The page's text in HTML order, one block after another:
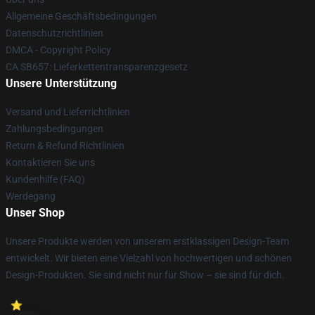
Allgemeine Geschäftsbedingungen
Datenschutzrichtlinien
DMCA - Copyright Policy
CA SB657: Lieferkettentransparenzgesetz
Unsere Unterstützung
Versand und Lieferrichtlinien
Zahlungsbedingungen
Return & Refund Richtlinien
Kontaktieren Sie uns
Kundenhilfe (FAQ)
Werdegang
Unser Shop
Unsere Produkte werden von unserem erstklassigen Design-Team
entwickelt. Wir bieten eine Vielzahl von hochwertigen und schönen
Design-Produkten. Sie sind nicht nur für Show – sie sind für dich.